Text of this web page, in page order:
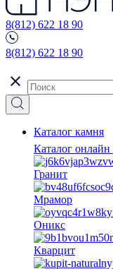
8(812) 622 18 90
8(812) 622 18 90
Каталог камня
Каталог онлайн
Гранит
Мрамор
Оникс
Кварцит